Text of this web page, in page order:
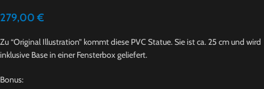
279,00 €
Zu “Original Illustration” kommt diese PVC Statue. Sie ist ca. 25 cm und wird
inklusive Base in einer Fensterbox geliefert.
Bonus: